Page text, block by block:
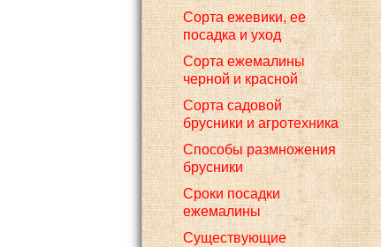
Сорта ежевики, ее
посадка и уход
Сорта ежемалины
черной и красной
Сорта садовой
брусники и агротехника
Способы размножения
брусники
Сроки посадки
ежемалины
Существующие